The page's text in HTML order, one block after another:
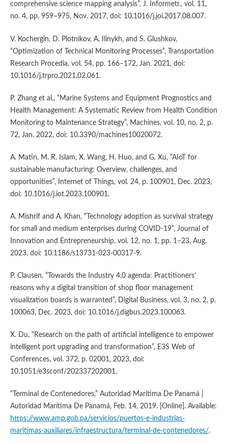
comprehensive science mapping analysis”, J. Informetr., vol. 11,
no. 4, pp. 959–975, Nov. 2017, doi: 10.1016/j.joi.2017.08.007.
V. Kochergin, D. Plotnikov, A. Ilinykh, and S. Glushkov,
“Optimization of Technical Monitoring Processes”, Transportation
Research Procedia, vol. 54, pp. 166–172, Jan. 2021, doi:
10.1016/j.trpro.2021.02.061.
P. Zhang et al., “Marine Systems and Equipment Prognostics and
Health Management: A Systematic Review from Health Condition
Monitoring to Maintenance Strategy”, Machines, vol. 10, no. 2, p.
72, Jan. 2022, doi: 10.3390/machines10020072.
A. Matin, M. R. Islam, X. Wang, H. Huo, and G. Xu, “AIoT for
sustainable manufacturing: Overview, challenges, and
opportunities”, Internet of Things, vol. 24, p. 100901, Dec. 2023,
doi: 10.1016/j.iot.2023.100901.
A. Mishrif and A. Khan, “Technology adoption as survival strategy
for small and medium enterprises during COVID-19”, Journal of
Innovation and Entrepreneurship, vol. 12, no. 1, pp. 1–23, Aug.
2023, doi: 10.1186/s13731-023-00317-9.
P. Clausen, “Towards the Industry 4.0 agenda: Practitioners’
reasons why a digital transition of shop floor management
visualization boards is warranted”, Digital Business, vol. 3, no. 2, p.
100063, Dec. 2023, doi: 10.1016/j.digbus.2023.100063.
X. Du, “Research on the path of artificial intelligence to empower
intelligent port upgrading and transformation”, E3S Web of
Conferences, vol. 372, p. 02001, 2023, doi:
10.1051/e3sconf/202337202001.
“Terminal de Contenedores,” Autoridad Marítima De Panamá |
Autoridad Marítima De Panamá, Feb. 14, 2019. [Online]. Available:
https://www.amp.gob.pa/servicios/puertos-e-industrias-
maritimas-auxiliares/infraestructura/terminal-de-contenedores/.